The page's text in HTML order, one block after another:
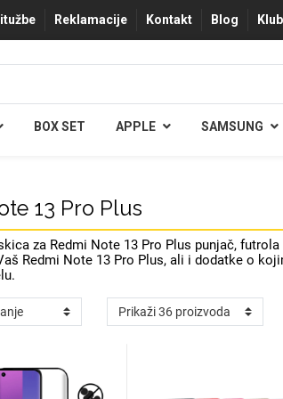
Reklamacije Kontakt Blog
BOX SET APPLE SAMSUNG
13 Pro Plus
za Redmi Note 13 Pro Plus punjač,
Redmi Note 13 Pro Plus, ali i dodatke o